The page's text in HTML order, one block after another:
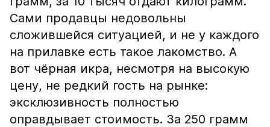
Сами продавцы недовольны
сложившейся ситуацией, и не у каждого
на прилавке есть такое лакомство. А
вот чёрная икра, несмотря на высокую
цену, не редкий гость на рынке:
эксклюзивность полностью
оправдывает стоимость. За 250 грамм